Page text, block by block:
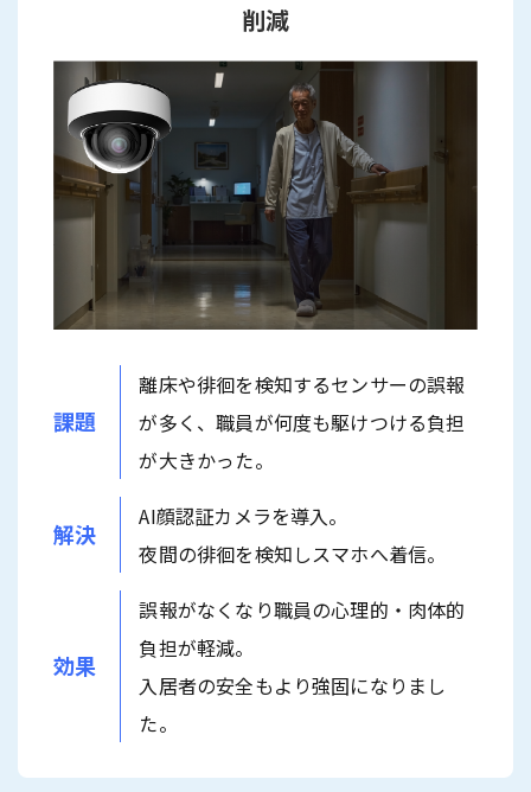
削減
課題
離床や徘徊を検知するセンサーの誤報
が多く、職員が何度も駆けつける負担
が大きかった。
解決
AI顔認証カメラを導入。
夜間の徘徊を検知しスマホへ着信。
効果
誤報がなくなり職員の心理的・肉体的
負担が軽減。
入居者の安全もより強固になりまし
た。